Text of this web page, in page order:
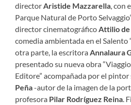
director Aristide Mazzarella , con
Parque Natural de Porto
director cinematográfico Attilio de
comedia ambientada en el Salento
otra parte, la escritora Annalaura
presentado su nueva obra
Editore” acompañada por el
Peña-autor de la imagen de la
profesora Pilar Rodríguez Reina .